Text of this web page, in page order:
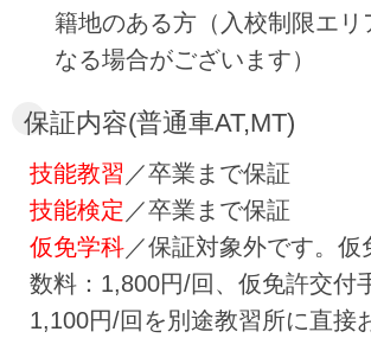
籍地のある方（入校制限エリ
なる場合がございます）
保証内容(普通車AT,MT)
技能教習 ／卒業まで保証
技能検定 ／卒業まで保証
仮免学科／保証対象外です。仮
数料：1,800円/回、仮免許交付
1,100円/回を別途教習所に直接